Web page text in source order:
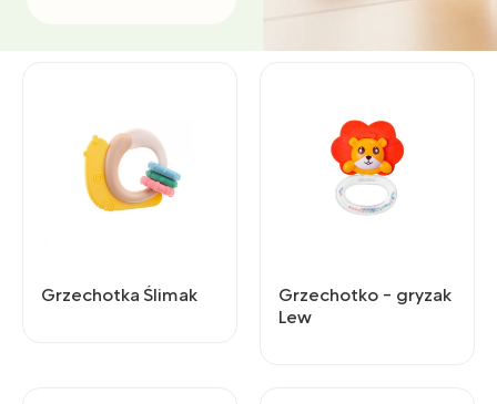
Grzechotka Ślimak
Grzechotko - gryzak
Lew